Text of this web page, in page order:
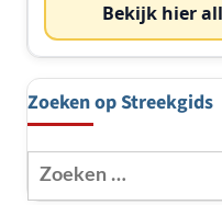
Bekijk hier
Zoeken op Streekgids
Zoeken
naar: